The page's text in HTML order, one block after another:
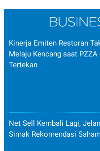
Kinerja Emiten Restoran
Melaju Kencang saat PZZA
Tertekan
Net Sell Kembali Lagi,
Simak Rekomendasi